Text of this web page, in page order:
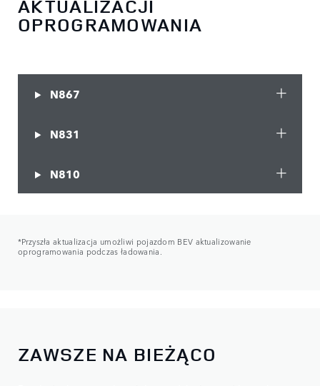
AKTUALIZACJI
OPROGRAMOWANIA
N867
N831
N810
*Przyszła aktualizacja umożliwi pojazdom BEV aktualizowanie
oprogramowania podczas ładowania.
ZAWSZE NA BIEŻĄCO